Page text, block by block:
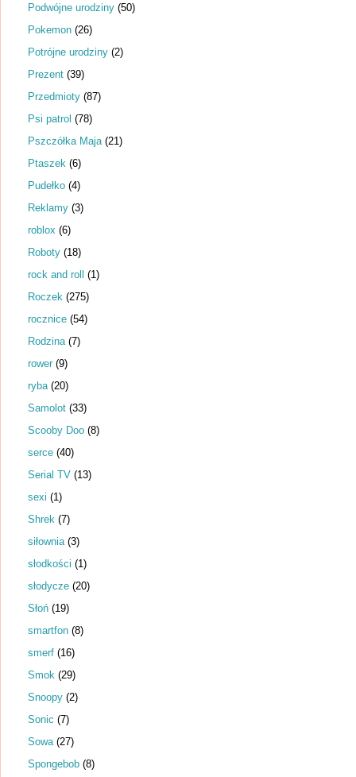
Podwójne urodziny (50)
Pokemon (26)
Potrójne urodziny (2)
Prezent (39)
Przedmioty (87)
Psi patrol (78)
Pszczółka Maja (21)
Ptaszek (6)
Pudełko (4)
Reklamy (3)
roblox (6)
Roboty (18)
rock and roll (1)
Roczek (275)
rocznice (54)
Rodzina (7)
rower (9)
ryba (20)
Samolot (33)
Scooby Doo (8)
serce (40)
Serial TV (13)
sexi (1)
Shrek (7)
siłownia (3)
słodkości (1)
słodycze (20)
Słoń (19)
smartfon (8)
smerf (16)
Smok (29)
Snoopy (2)
Sonic (7)
Sowa (27)
Spongebob (8)